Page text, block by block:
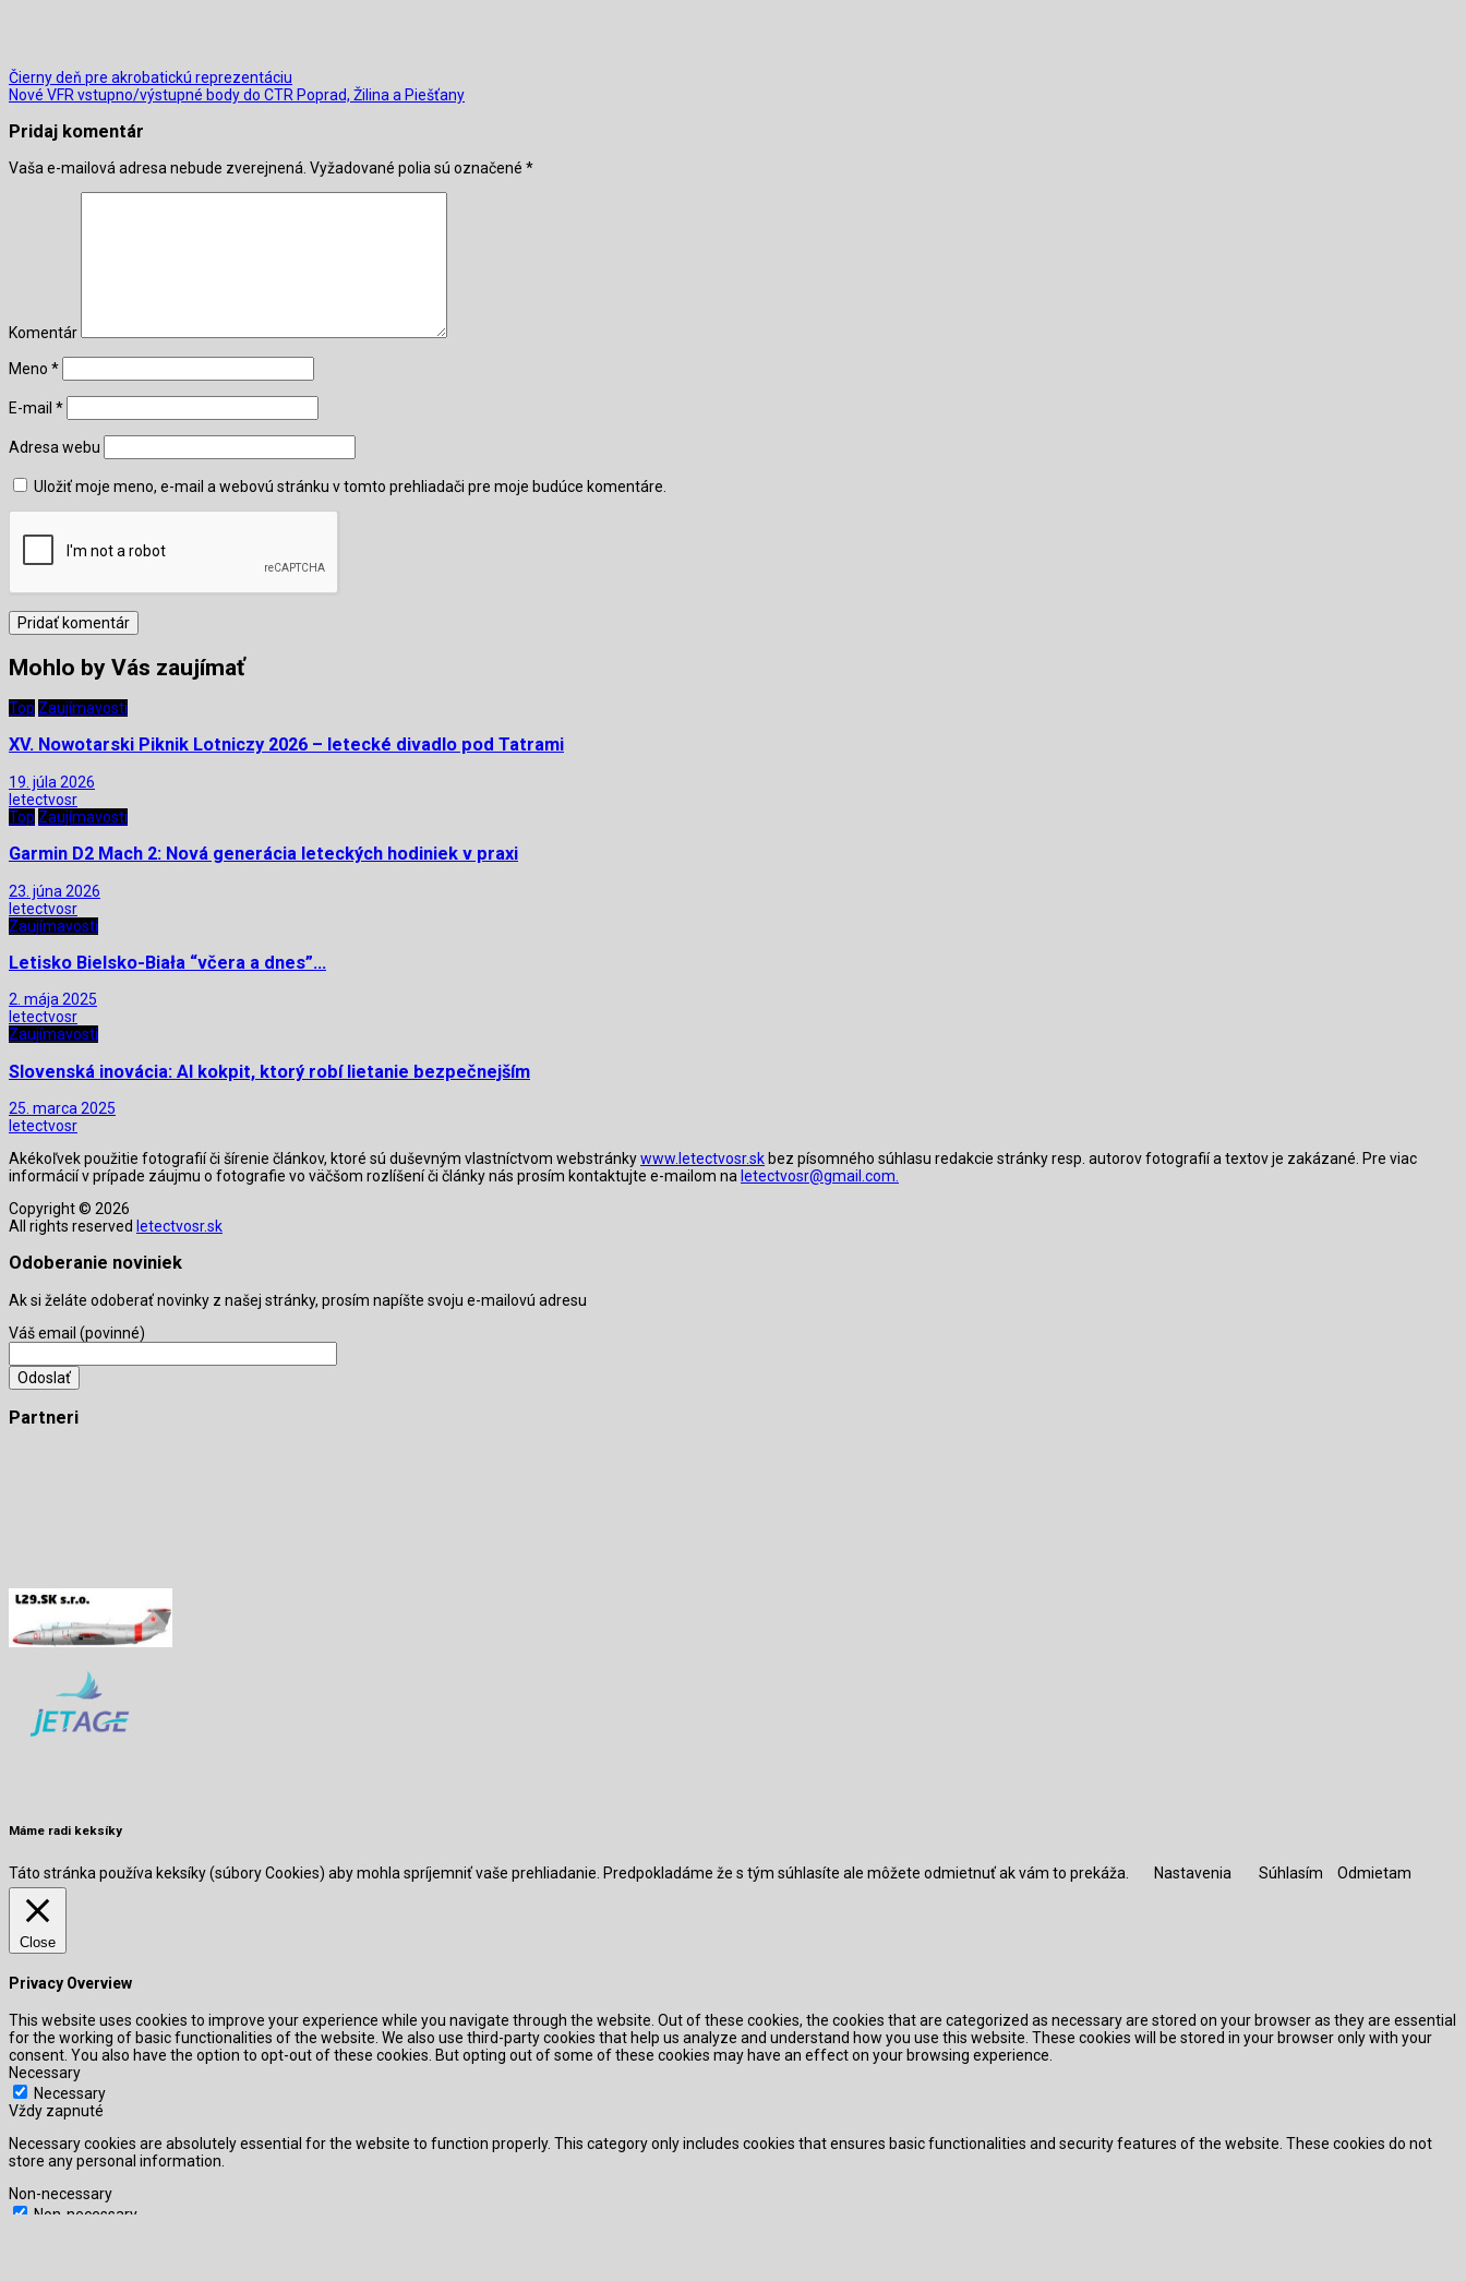
Čierny deň pre akrobatickú reprezentáciu
Nové VFR vstupno/výstupné body do CTR Poprad, Žilina a Piešťany
Pridaj komentár
Vaša e-mailová adresa nebude zverejnená. Vyžadované polia sú označené *
Komentár
Meno *
E-mail *
Adresa webu
Uložiť moje meno, e-mail a webovú stránku v tomto prehliadači pre moje budúce komentáre.
Mohlo by Vás zaujímať
Top Zaujímavosti
XV. Nowotarski Piknik Lotniczy 2026 – letecké divadlo pod Tatrami
19. júla 2026
letectvosr
Top Zaujímavosti
Garmin D2 Mach 2: Nová generácia leteckých hodiniek v praxi
23. júna 2026
letectvosr
Zaujímavosti
Letisko Bielsko-Biała “včera a dnes”…
2. mája 2025
letectvosr
Zaujímavosti
Slovenská inovácia: AI kokpit, ktorý robí lietanie bezpečnejším
25. marca 2025
letectvosr
Akékoľvek použitie fotografií či šírenie článkov, ktoré sú duševným vlastníctvom webstránkywww.letectvosr.sk bez písomného súhlasu redakcie stránky resp. autorov fotografií a textov je zakázané. Pre viac
informácií v prípade záujmu o fotografie vo väčšom rozlíšení či články nás prosím kontaktujte e-mailom na letectvosr@gmail.com.
Copyright © 2026
All rights reserved letectvosr.sk
Odoberanie noviniek
Ak si želáte odoberať novinky z našej stránky, prosím napíšte svoju e-mailovú adresu
Váš email (povinné)
Partneri
Máme radi keksíky
Táto stránka používa keksíky (súbory Cookies) aby mohla spríjemniť vaše prehliadanie. Predpokladáme že s tým súhlasíte ale môžete odmietnuť ak vám to prekáža. Nastavenia Súhlasím Odmietam
Close
Privacy Overview
This website uses cookies to improve your experience while you navigate through the website. Out of these cookies, the cookies that are categorized as necessary are stored on your browser as they are essential
for the working of basic functionalities of the website. We also use third-party cookies that help us analyze and understand how you use this website. These cookies will be stored in your browser only with your
consent. You also have the option to opt-out of these cookies. But opting out of some of these cookies may have an effect on your browsing experience.
Necessary
Necessary
Vždy zapnuté
Necessary cookies are absolutely essential for the website to function properly. This category only includes cookies that ensures basic functionalities and security features of the website. These cookies do not
store any personal information.
Non-necessary
Non-necessary